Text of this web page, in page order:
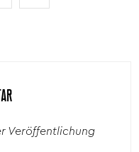
Veröffentlichung